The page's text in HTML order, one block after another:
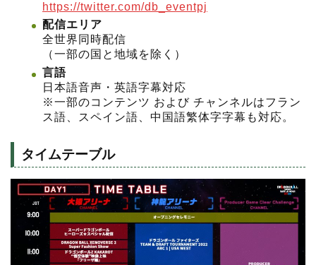
https://twitter.com/db_eventpj
配信エリア
全世界同時配信
（一部の国と地域を除く）
言語
日本語音声・英語字幕対応
※一部のコンテンツ および チャンネルはフラン
ス語、スペイン語、中国語繁体字字幕も対応。
タイムテーブル